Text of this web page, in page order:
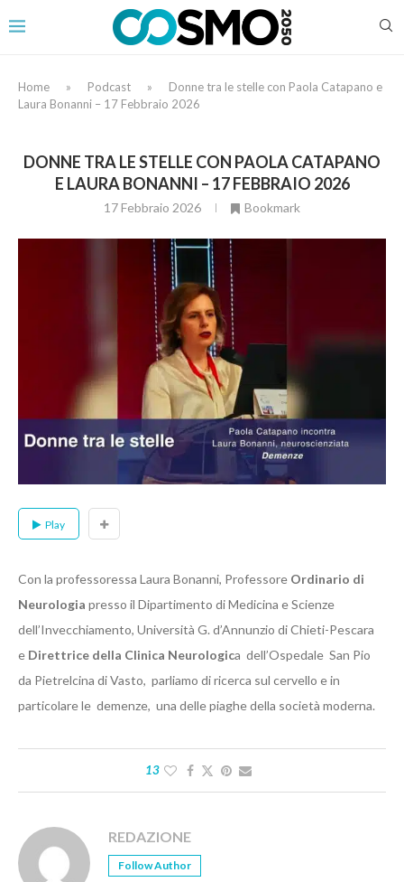
Home » Podcast »
Donne tra le stelle con Paola Catapano e
Laura Bonanni – 17 Febbraio 2026
DONNE TRA LE STELLE CON PAOLA CATAPANO
E LAURA BONANNI – 17 FEBBRAIO 2026
17 Febbraio 2026 Bookmark
Play
Con la professoressa Laura Bonanni, Professore Ordinario di
Neurologia presso il Dipartimento di Medicina e Scienze
dell’Invecchiamento, Università G. d’Annunzio di Chieti-Pescara
e Direttrice della Clinica Neurologica dell’Ospedale San Pio
da Pietrelcina di Vasto, parliamo di ricerca sul cervello e in
particolare le demenze, una delle piaghe della società moderna.
13
REDAZIONE
Follow Author